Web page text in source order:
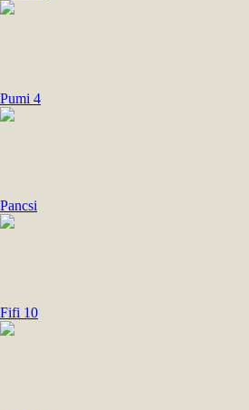
Pumi 4
Pancsi
Fifi 10